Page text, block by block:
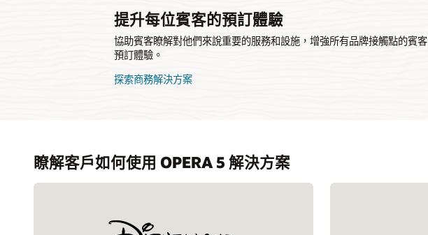
提升每位賓客的預訂體驗
協助賓客瞭解對他們來說重要的服務和設施，增強所有品牌接觸點的賓客
預訂體驗。
探索商務解決方案
瞭解客戶如何使用 OPERA 5 解決方案